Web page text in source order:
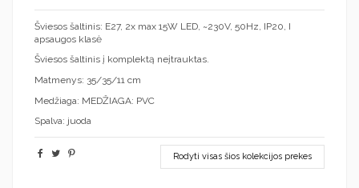
Šviesos šaltinis: E27, 2x max 15W LED, ~230V, 50Hz, IP20, I
apsaugos klasė
Šviesos šaltinis į komplektą neįtrauktas.
Matmenys: 35/35/11 cm
Medžiaga: MEDŽIAGA: PVC
Spalva: juoda
Rodyti visas šios kolekcijos prekes